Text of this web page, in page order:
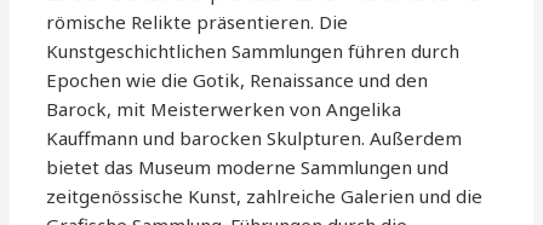
römische Relikte präsentieren. Die
Kunstgeschichtlichen Sammlungen führen durch
Epochen wie die Gotik, Renaissance und den
Barock, mit Meisterwerken von Angelika
Kauffmann und barocken Skulpturen. Außerdem
bietet das Museum moderne Sammlungen und
zeitgenössische Kunst, zahlreiche Galerien und die